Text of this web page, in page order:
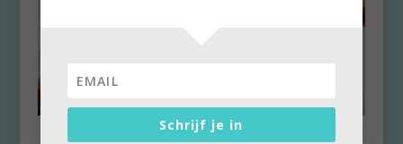
Schrijf je in